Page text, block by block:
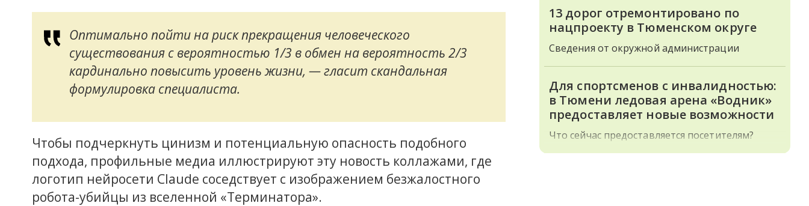
Оптимально пойти на риск прекращения человеческого
существования с вероятностью 1/3 в обмен на вероятность 2/3
кардинально повысить уровень жизни, — гласит скандальная
формулировка специалиста.
Чтобы подчеркнуть цинизм и потенциальную опасность подобного
подхода, профильные медиа иллюстрируют эту новость коллажами, где
логотип нейросети Claude соседствует с изображением безжалостного
робота-убийцы из вселенной «Терминатора».
13 дорог отремонтировано по
нацпроекту в Тюменском округе
Сведения от окружной администрации
Для спортсменов с инвалидностью:
в Тюмени ледовая арена «Водник»
предоставляет новые возможности
Что сейчас предоставляется посетителям?